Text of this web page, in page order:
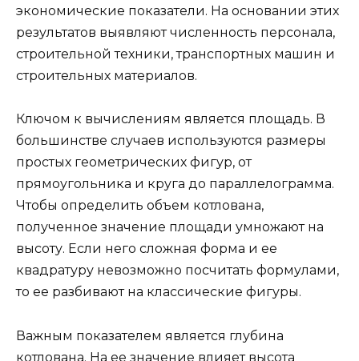
экономические показатели. На основании этих
результатов выявляют численность персонала,
строительной техники, транспортных машин и
строительных материалов.
Ключом к вычислениям является площадь. В
большинстве случаев используются размеры
простых геометрических фигур, от
прямоугольника и круга до параллелограмма.
Чтобы определить объем котлована,
полученное значение площади умножают на
высоту. Если него сложная форма и ее
квадратуру невозможно посчитать формулами,
то ее разбивают на классические фигуры.
Важным показателем является глубина
котлована. На ее значение влияет высота